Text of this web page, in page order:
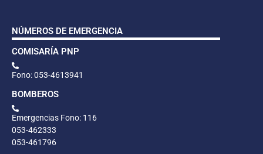
NÚMEROS DE EMERGENCIA
COMISARÍA PNP
Fono: 053-4613941
BOMBEROS
Emergencias Fono: 116
053-462333
053-461796